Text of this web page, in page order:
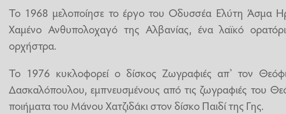
Το 1968 μελοποίησε το έργο του Οδυσσέα Ελύτη Άσμα
Χαμένο Ανθυπολοχαγό της Αλβανίας, ένα λαϊκό
ορχήστρα.
Το 1976 κυκλοφορεί ο δίσκος Ζωγραφιές απ’ τον
Δασκαλόπουλου, εμπνευσμένους από τις ζωγραφιές του
ποιήματα του Μάνου Χατζιδάκι στον δίσκο Παιδί της Γης.